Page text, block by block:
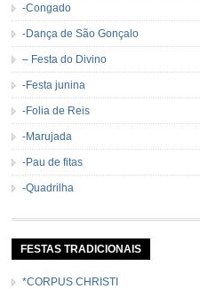
-Congado
-Dança de São Gonçalo
– Festa do Divino
-Festa junina
-Folia de Reis
-Marujada
-Pau de fitas
-Quadrilha
FESTAS TRADICIONAIS
*CORPUS CHRISTI